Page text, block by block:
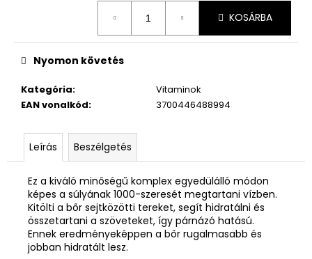
KOSÁRBA
Kategória:
Vitaminok
EAN vonalkód: 3700446488994
Nyomon követés
Leírás Beszélgetés
Ez a kiváló minőségű komplex egyedülálló módon
képes a súlyának 1000-szeresét megtartani vízben.
Kitölti a bőr sejtközötti tereket, segít hidratálni és
összetartani a szöveteket, így párnázó hatású.
Ennek eredményeképpen a bőr rugalmasabb és
jobban hidratált lesz.